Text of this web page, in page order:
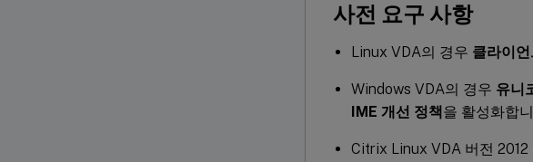
사전 요구 사항
Linux VDA의 경우 클라이
Windows VDA의 경우 유니
IME 개선 정책 을 활성화합
Citrix Linux VDA 버전